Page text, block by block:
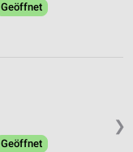
Geöffnet
❯
Geöffnet